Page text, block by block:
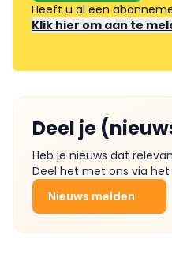
Heeft u al een
Klik hier om aan te
Deel je
Heb je nieuws dat
Deel het met ons via
Nieuws melden